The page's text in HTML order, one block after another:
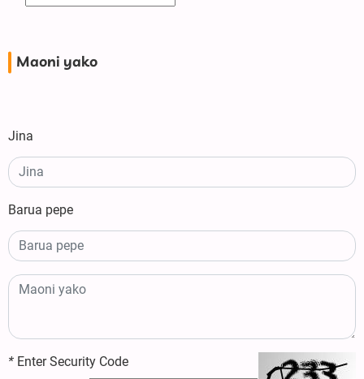
Maoni yako
Jina
Barua pepe
* Enter Security Code